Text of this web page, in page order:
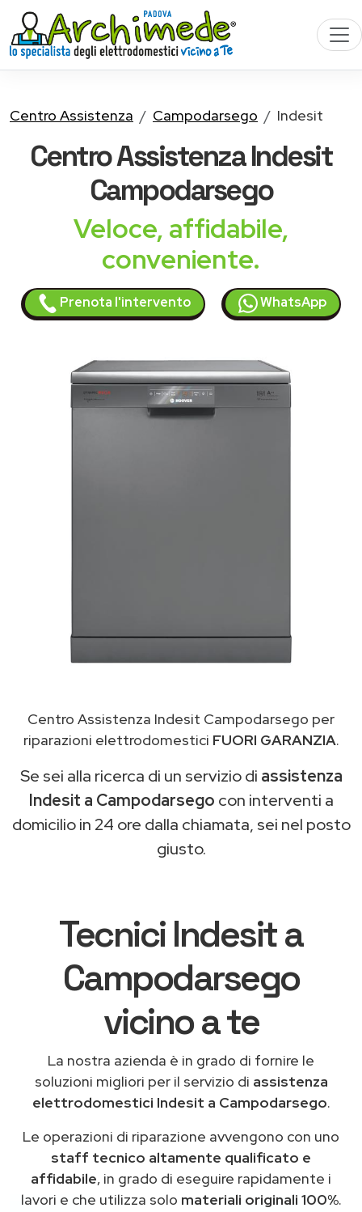
Centro Assistenza Campodarsego Indesit
Centro AssistenzaIndesit
Campodarsego
Veloce, affidabile,
conveniente.
Prenota l'intervento WhatsApp
Centro Assistenza Indesit Campodarsego per
riparazioni elettrodomestici FUORI GARANZIA.
Se sei alla ricerca di un servizio di assistenza
Indesit a Campodarsego con interventi a
domicilio in 24 ore dalla chiamata, sei nel posto
giusto.
Tecnici Indesit a
Campodarsego
vicino a te
La nostra azienda è in grado di fornire le
soluzioni migliori per il servizio di assistenza
elettrodomestici Indesit a Campodarsego.
Le operazioni di riparazione avvengono con uno
staff tecnico altamente qualificato e
affidabile, in grado di eseguire rapidamente i
lavori e che utilizza solo materiali originali 100%.